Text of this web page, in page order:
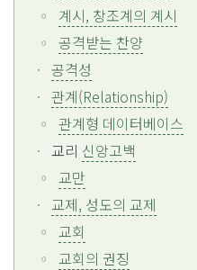
계시, 창조계의 계시
공격받는 찬양
공격성
관계(Relationship)
관계형 데이터베이스
교리 신앙고백
교만
교제, 성도의 교제
교회
교회의 권징